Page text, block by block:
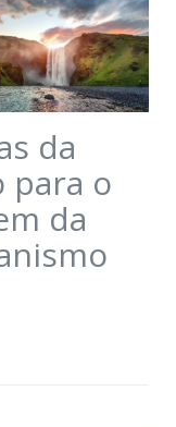
da
para o
da